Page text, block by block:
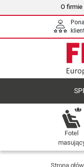
O firmie
Fotel
Strona